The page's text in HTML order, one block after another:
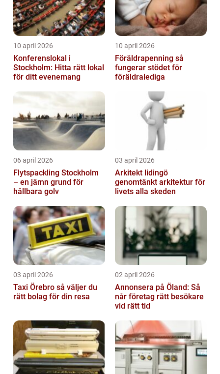
10 april 2026
Konferenslokal i
Stockholm: Hitta rätt lokal
för ditt evenemang
10 april 2026
Föräldrapenning så
fungerar stödet för
föräldralediga
06 april 2026
Flytspackling Stockholm
– en jämn grund för
hållbara golv
03 april 2026
Arkitekt lidingö
genomtänkt arkitektur för
livets alla skeden
03 april 2026
Taxi Örebro så väljer du
rätt bolag för din resa
02 april 2026
Annonsera på Öland: Så
når företag rätt besökare
vid rätt tid